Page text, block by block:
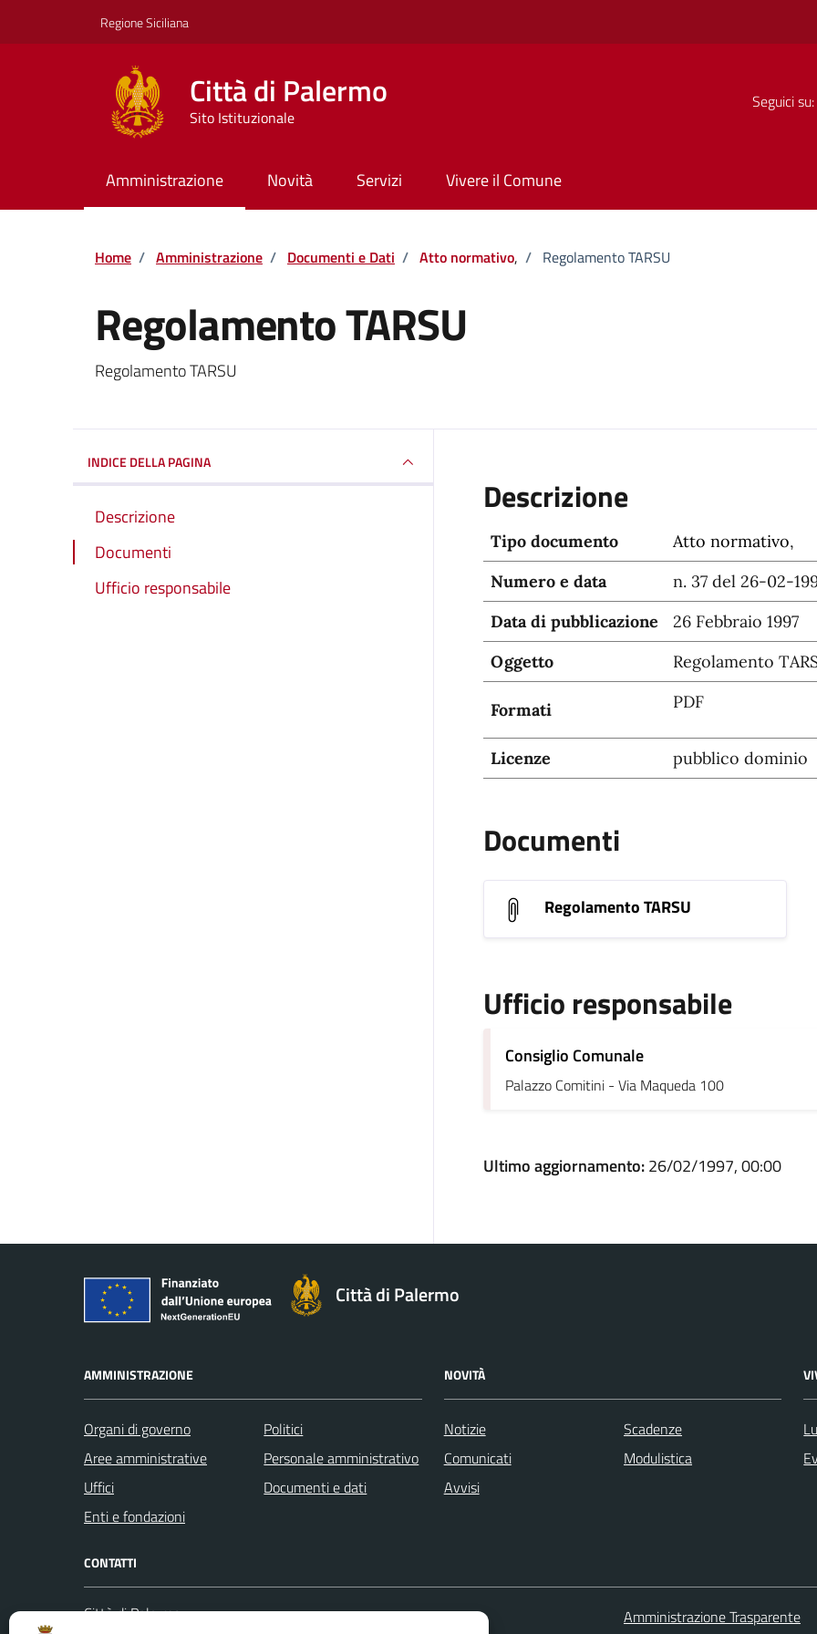
Regione Siciliana
Città di Palermo
Sito Istituzionale
Seguici su:
Amministrazione Novità Servizi Vivere il Comune
Home / Amministrazione / Documenti e Dati / Atto normativo, / Regolamento TARSU
Regolamento TARSU
Dettagli del documento
Regolamento TARSU
INDICE DELLA PAGINA
Descrizione
Documenti
Ufficio responsabile
Descrizione
Tipo documento Atto normativo,
Numero e data
n. 37 del 26-02-
Data di pubblicazione
26 Febbraio 1997
Oggetto
Regolamento
Formati PDF
Licenze pubblico dominio
Documenti
Regolamento TARSU
Ufficio responsabile
Consiglio Comunale
Palazzo Comitini - Via Maqueda 100
Ultimo aggiornamento:26/02/1997, 00:00
Città di Palermo
AMMINISTRAZIONE
Organi di governo
Aree amministrative
Uffici
Enti e fondazioni
Politici
Personale amministrativo
Documenti e dati
NOVITÀ
Notizie
Comunicati
Avvisi
Scadenze
Modulistica
CONTATTI
Città di Palermo
Leggi le FAQ Amministrazione Trasparente